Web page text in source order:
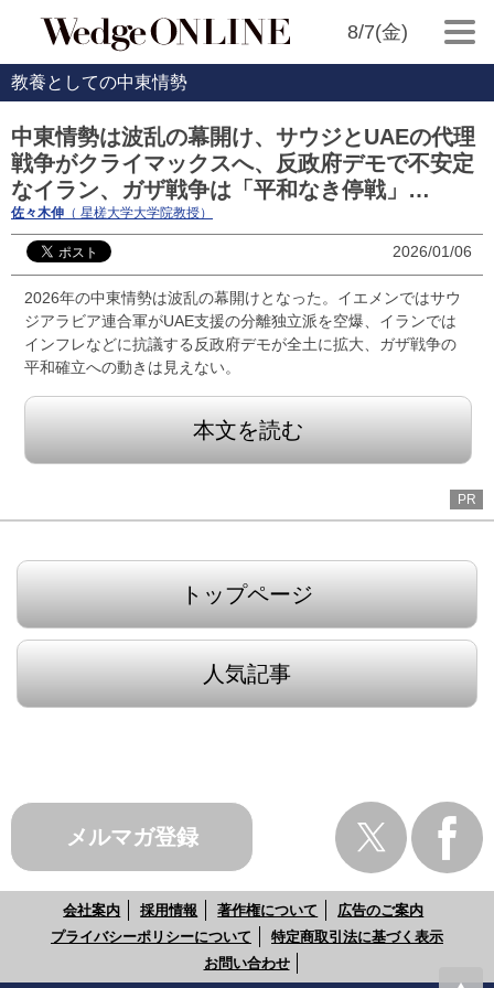
8/7(金)
教養としての中東情勢
中東情勢は波乱の幕開け、サウジとUAEの代理
戦争がクライマックスへ、反政府デモで不安定
なイラン、ガザ戦争は「平和なき停戦」…
佐々木伸 （ 星槎大学大学院教授）
2026/01/06
2026年の中東情勢は波乱の幕開けとなった。イエメンではサウ
ジアラビア連合軍がUAE支援の分離独立派を空爆、イランでは
インフレなどに抗議する反政府デモが全土に拡大、ガザ戦争の
平和確立への動きは見えない。
本文を読む
PR
トップページ
人気記事
メルマガ登録
会社案内 採用情報 著作権について
広告のご案内
プライバシーポリシーについて
特定商取引法に基づく表示
お問い合わせ